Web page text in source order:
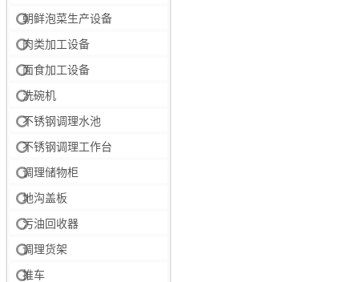
朝鲜泡菜生产设备
肉类加工设备
面食加工设备
洗碗机
不锈钢调理水池
不锈钢调理工作台
调理储物柜
地沟盖板
污油回收器
调理货架
推车